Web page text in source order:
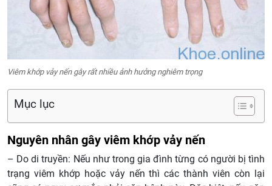
Viêm khớp vảy nến gây rất nhiều ảnh hưởng nghiêm trọng
Mục lục
Nguyên nhân gây viêm khớp vảy nến
– Do di truyền: Nếu như trong gia đình từng có người bị tình
trạng viêm khớp hoặc vảy nến thì các thành viên còn lại